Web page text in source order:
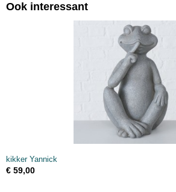
Ook interessant
kikker Yannick
€ 59,00